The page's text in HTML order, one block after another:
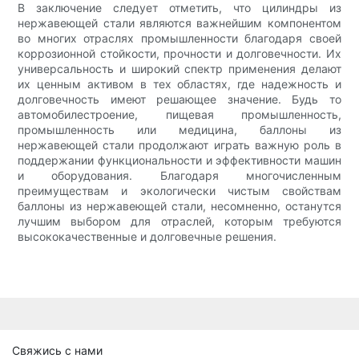
В заключение следует отметить, что цилиндры из
нержавеющей стали являются важнейшим компонентом
во многих отраслях промышленности благодаря своей
коррозионной стойкости, прочности и долговечности. Их
универсальность и широкий спектр применения делают
их ценным активом в тех областях, где надежность и
долговечность имеют решающее значение. Будь то
автомобилестроение, пищевая промышленность,
промышленность или медицина, баллоны из
нержавеющей стали продолжают играть важную роль в
поддержании функциональности и эффективности машин
и оборудования. Благодаря многочисленным
преимуществам и экологически чистым свойствам
баллоны из нержавеющей стали, несомненно, останутся
лучшим выбором для отраслей, которым требуются
высококачественные и долговечные решения.
Свяжись с нами